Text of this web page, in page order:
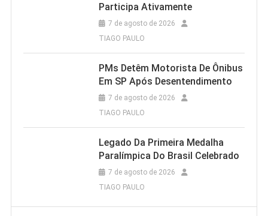
Participa Ativamente
7 de agosto de 2026
TIAGO PAULO
PMs Detêm Motorista De Ônibus
Em SP Após Desentendimento
7 de agosto de 2026
TIAGO PAULO
Legado Da Primeira Medalha
Paralímpica Do Brasil Celebrado
7 de agosto de 2026
TIAGO PAULO